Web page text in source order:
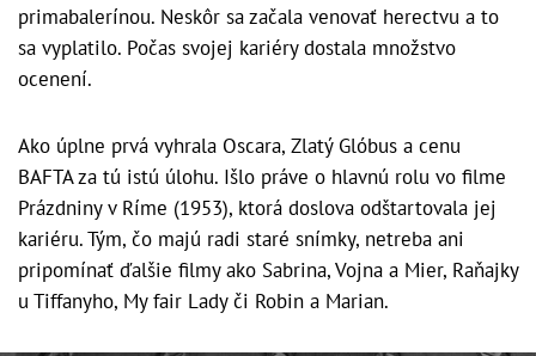
primabalerínou. Neskôr sa začala venovať herectvu a to
sa vyplatilo. Počas svojej kariéry dostala množstvo
ocenení.
Ako úplne prvá vyhrala Oscara, Zlatý Glóbus a cenu
BAFTA za tú istú úlohu. Išlo práve o hlavnú rolu vo filme
Prázdniny v Ríme (1953), ktorá doslova odštartovala jej
kariéru. Tým, čo majú radi staré snímky, netreba ani
pripomínať ďalšie filmy ako Sabrina, Vojna a Mier, Raňajky
u Tiffanyho, My fair Lady či Robin a Marian.